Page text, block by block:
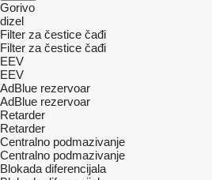
Gorivo
dizel
Filter za čestice čađi
Filter za čestice čađi
EEV
EEV
AdBlue rezervoar
AdBlue rezervoar
Retarder
Retarder
Centralno podmazivanje
Centralno podmazivanje
Blokada diferencijala